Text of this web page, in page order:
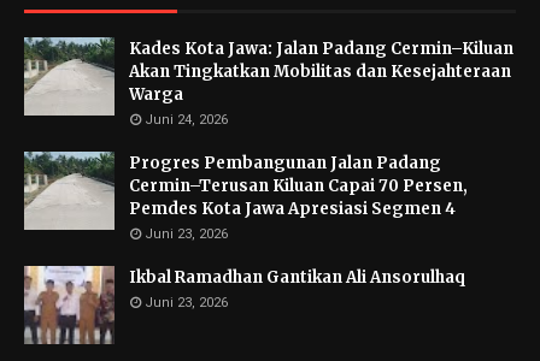
Kades Kota Jawa: Jalan Padang Cermin–Kiluan
Akan Tingkatkan Mobilitas dan Kesejahteraan
Warga
Juni 24, 2026
Progres Pembangunan Jalan Padang
Cermin–Terusan Kiluan Capai 70 Persen,
Pemdes Kota Jawa Apresiasi Segmen 4
Juni 23, 2026
Ikbal Ramadhan Gantikan Ali Ansorulhaq
Juni 23, 2026